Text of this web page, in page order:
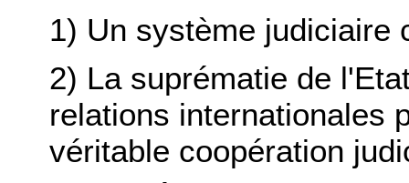
1) Un système judiciaire
2) La suprématie de
relations internationales
véritable coopération